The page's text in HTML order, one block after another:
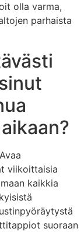
olla varma,
parhaista
viikoittaisia
kaikkia
suoraan